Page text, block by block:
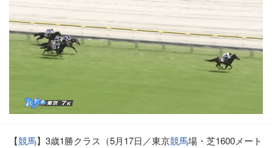
【競馬】3歳1勝クラス（5月17日／東京競馬場・芝1600メート